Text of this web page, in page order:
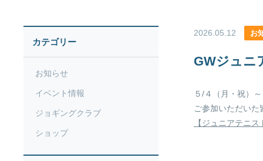
2026.05.12 お
GWジュニ
５/４（月・祝）
ご参加いただい
【ジュニアテニ
カテゴリー
お知らせ
イベント情報
ジョギングクラブ
ショップ